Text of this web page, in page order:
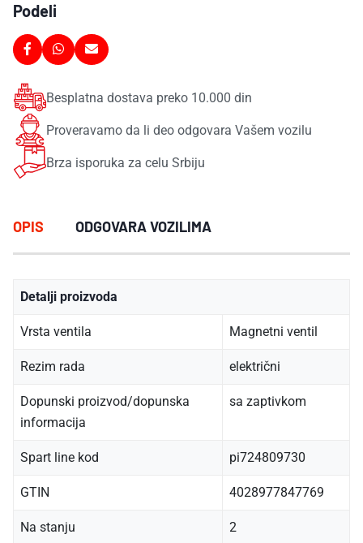
Podeli
Besplatna dostava preko 10.000 din
Proveravamo da li deo odgovara Vašem vozilu
Brza isporuka za celu Srbiju
OPIS ODGOVARA VOZILIMA
Detalji proizvoda
Vrsta ventila Magnetni ventil
Rezim rada električni
Dopunski proizvod/dopunska
informacija
sa zaptivkom
Spart line kod pi724809730
GTIN 4028977847769
Na stanju 2